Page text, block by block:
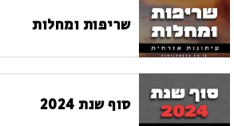
שריפות ומחלות
סוף שנת 2024